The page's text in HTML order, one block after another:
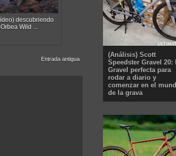
descubriendo
Wild ...
Entrada antigua
(Análisis) Scott
Speedster Gravel 20:
Gravel perfecta para
rodar a diario y
comenzar en el
de la grava